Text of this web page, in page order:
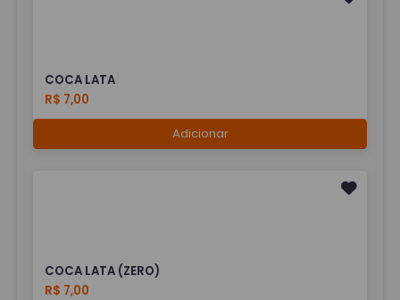
COCA LATA
R$ 7,00
Adicionar
COCA LATA (ZERO)
R$ 7,00